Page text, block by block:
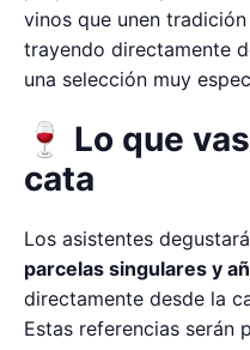
vinos que unen
trayendo directamente
una selección muy
🍷 Lo que
cata
Los asistentes
parcelas singulares y
directamente desde la
Estas referencias serán